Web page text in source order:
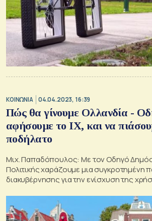
ΚΟΙΝΩΝΙΑ 04.04.2023, 16:39
Πώς θα γίνουμε Ολλανδία -
αφήσουμε το ΙΧ, και να
ποδήλατο
Μιχ. Παπαδόπουλος: Με τον Οδηγό
Πολιτικής χαράζουμε μια συγκροτημένη
διακυβέρνησης για την ενίσχυση της